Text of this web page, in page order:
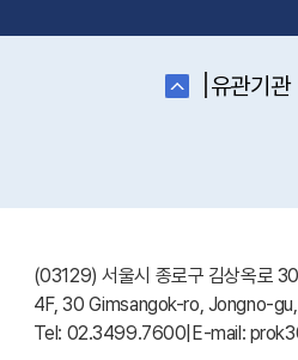
유관기관
(03129) 서울시 종로구 김상옥로
4F, 30 Gimsangok-ro, Jongno-
Tel: 02.3499.7600 E-mail: